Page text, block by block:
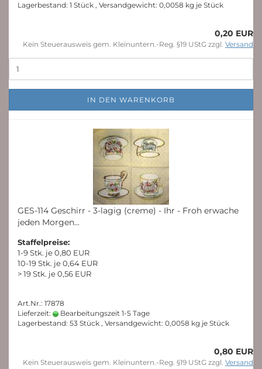
Lagerbestand: 1 Stück , Versandgewicht: 0,0058 kg je Stück
0,20 EUR
Kein Steuerausweis gem. Kleinuntern.-Reg. §19 UStG zzgl. Versand
IN DEN WARENKORB
GES-114 Geschirr - 3-lagig (creme) - Ihr - Froh erwache
jeden Morgen...
Staffelpreise:
1-9 Stk. je 0,80 EUR
10-19 Stk. je 0,64 EUR
> 19 Stk. je 0,56 EUR
Art.Nr.: 17878
Lieferzeit:
Bearbeitungszeit 1-5 Tage
Lagerbestand: 53 Stück , Versandgewicht: 0,0058 kg je Stück
0,80 EUR
Kein Steuerausweis gem. Kleinuntern.-Reg. §19 UStG zzgl. Versand